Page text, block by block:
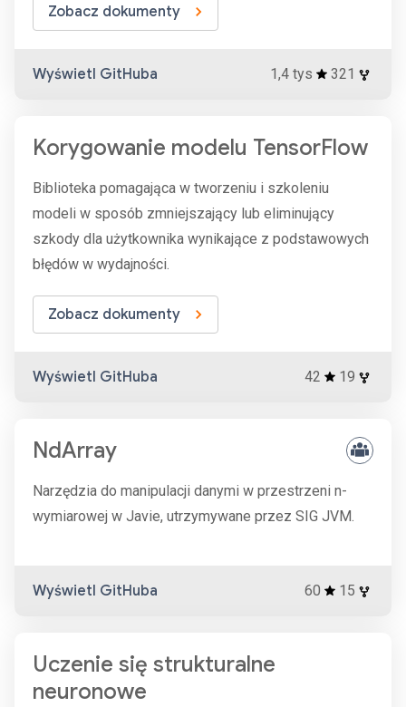
Zobacz dokumenty
Wyświetl GitHuba 1,4 tys 321
Korygowanie modelu TensorFlow
Biblioteka pomagająca w tworzeniu i szkoleniu
modeli w sposób zmniejszający lub eliminujący
szkody dla użytkownika wynikające z podstawowych
błędów w wydajności.
Zobacz dokumenty
Wyświetl GitHuba 42 19
NdArray
Narzędzia do manipulacji danymi w przestrzeni n-
wymiarowej w Javie, utrzymywane przez SIG JVM.
Wyświetl GitHuba 60 15
Uczenie się strukturalne
neuronowe